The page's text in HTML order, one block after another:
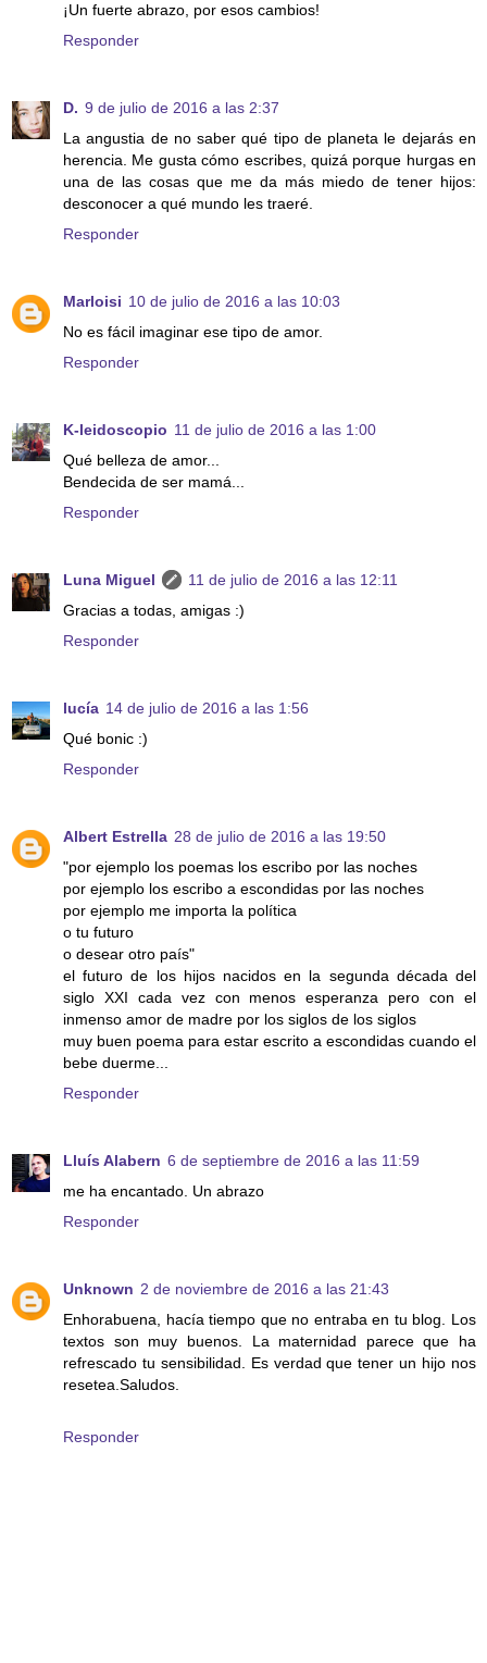
¡Un fuerte abrazo, por esos cambios!
Responder
D. 9 de julio de 2016 a las 2:37
La angustia de no saber qué tipo de planeta le dejarás en
herencia. Me gusta cómo escribes, quizá porque hurgas en
una de las cosas que me da más miedo de tener hijos:
desconocer a qué mundo les traeré.
Responder
Marloisi 10 de julio de 2016 a las 10:03
No es fácil imaginar ese tipo de amor.
Responder
K-leidoscopio 11 de julio de 2016 a las 1:00
Qué belleza de amor...
Bendecida de ser mamá...
Responder
Luna Miguel
11 de julio de 2016 a las 12:11
Gracias a todas, amigas :)
Responder
lucía 14 de julio de 2016 a las 1:56
Qué bonic :)
Responder
Albert Estrella 28 de julio de 2016 a las 19:50
"por ejemplo los poemas los escribo por las noches
por ejemplo los escribo a escondidas por las noches
por ejemplo me importa la política
o tu futuro
o desear otro país"
el futuro de los hijos nacidos en la segunda década del
siglo XXI cada vez con menos esperanza pero con el
inmenso amor de madre por los siglos de los siglos
muy buen poema para estar escrito a escondidas cuando el
bebe duerme...
Responder
Lluís Alabern 6 de septiembre de 2016 a las 11:59
me ha encantado. Un abrazo
Responder
Unknown 2 de noviembre de 2016 a las 21:43
Enhorabuena, hacía tiempo que no entraba en tu blog. Los
textos son muy buenos. La maternidad parece que ha
refrescado tu sensibilidad. Es verdad que tener un hijo nos
resetea.Saludos.
Responder